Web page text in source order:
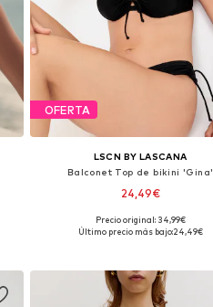
OFERTA
LSCN BY LASCANA
Balconet Top de bikini 'Gina'
24,49€
+3
Disponible en muchas tallas
Precio original: 34,99€
Último precio más bajo:24,49€